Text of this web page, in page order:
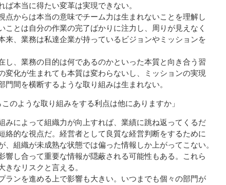
ば本当に得たい変革は実現できない。
点からは本当の意味でチーム力は生まれないことを理解し
ことは自分の作業の完了ばかりに注力し、周りが見えなく
来、業務は私達企業が持っているビジョンやミッションを
し、業務の目的は何であるのかといった本質と向き合う習
変化が生まれても本質は変わらないし、ミッションの実現
門間を横断するような取り組みは生まれない。
のような取り組みをする利点は他にありますか」
みによって組織力が向上すれば、業績に跳ね返ってくるだ
絡的な視点だ。経営者として良質な経営判断をするために
、組織が未成熟な状態では偏った情報しか上がってこない。
響し合って重要な情報が隠蔽される可能性もある。これら
きなリスクと言える。
ランを進める上で影響も大きい。いつまでも個々の部門が